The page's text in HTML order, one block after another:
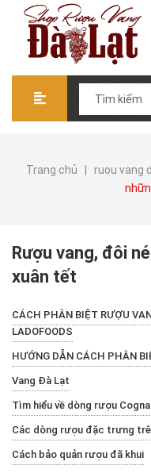
Trang chủ ruou vang
Rượu vang, đôi
xuân tết
CÁCH PHÂN BIỆT RƯỢU
LADOFOODS
HƯỚNG DẪN CÁCH PHÂN
Vang Đà Lạt
Tìm hiểu về dòng rượu
Các dòng rượu đặc trưng
Cách bảo quản rượu đã khui